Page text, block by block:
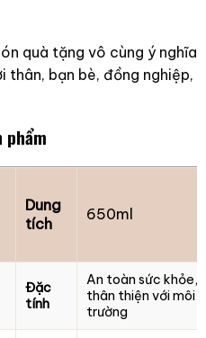
quà tặng vô cùng ý nghĩa
thân, bạn bè, đồng nghiệp,
Dung
tích
650ml
Đặc
tính
An toàn sức khỏe,
thân thiện với môi
trường